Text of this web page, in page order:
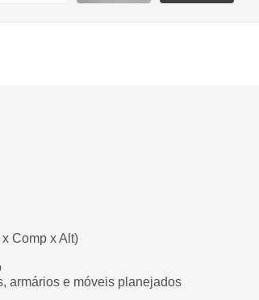
Comp x Alt)
armários e móveis planejados